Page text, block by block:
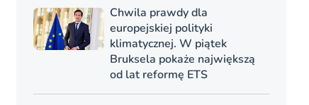
Chwila prawdy dla
europejskiej polityki
klimatycznej. W piątek
Bruksela pokaże największą
od lat reformę ETS